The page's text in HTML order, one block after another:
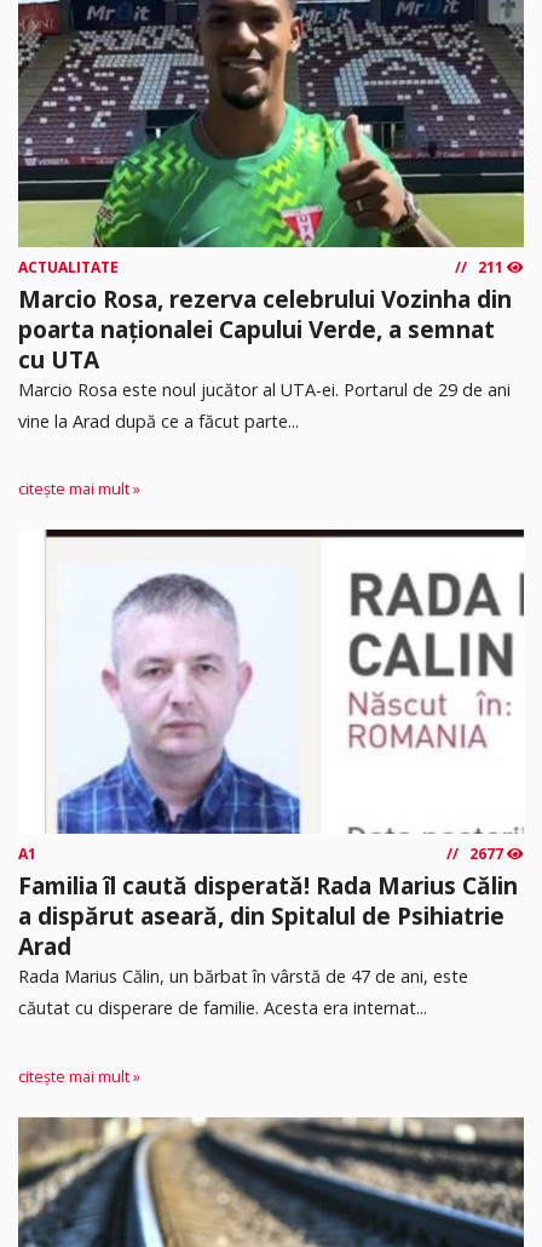
ACTUALITATE 211
Marcio Rosa, rezerva celebrului Vozinha din
poarta naționalei Capului Verde, a semnat
cu UTA
Marcio Rosa este noul jucător al UTA-ei. Portarul de 29 de ani
vine la Arad după ce a făcut parte...
citește mai mult »
A1 2677
Familia îl caută disperată! Rada Marius Călin
a dispărut aseară, din Spitalul de Psihiatrie
Arad
Rada Marius Călin, un bărbat în vârstă de 47 de ani, este
căutat cu disperare de familie. Acesta era internat...
citește mai mult »